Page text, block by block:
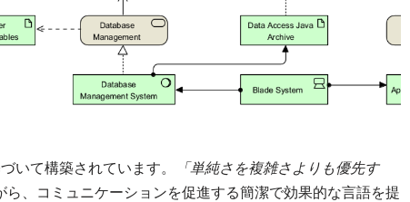
いて構築されています。
「単純さを複雑さよりも優先す
、コミュニケーションを促進する簡潔で効果的な言語を提